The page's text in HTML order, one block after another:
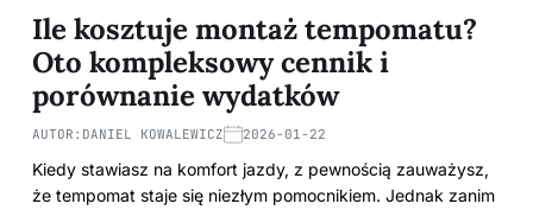
Ile kosztuje montaż tempomatu?
Oto kompleksowy cennik i
porównanie wydatków
AUTOR: DANIEL KOWALEWICZ 2026-01-22
Kiedy stawiasz na komfort jazdy, z pewnością zauważysz,
że tempomat staje się niezłym pomocnikiem. Jednak zanim